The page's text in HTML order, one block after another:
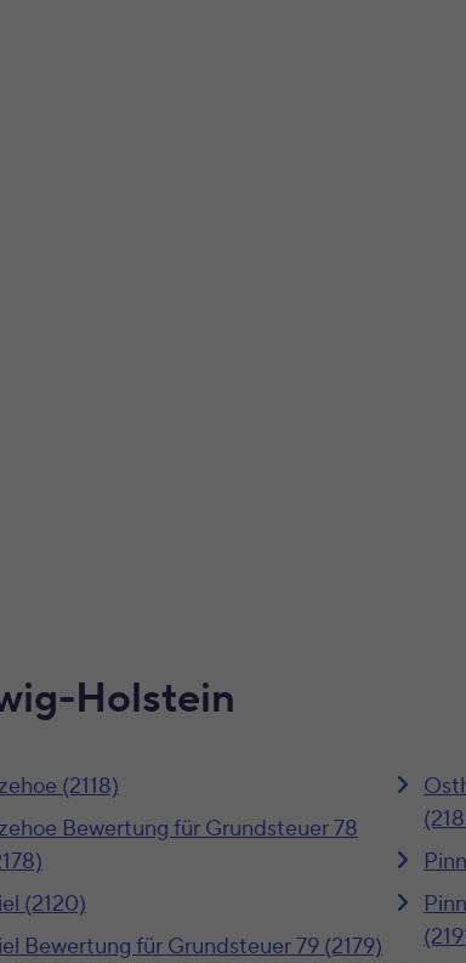
Holstein
(2118)
Bewertung für Grundsteuer 78
(2120)
Bewertung für Grundsteuer 79 (2179)